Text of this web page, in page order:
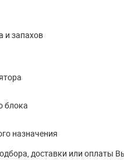
и запахов
блока
назначения
доставки или оплаты